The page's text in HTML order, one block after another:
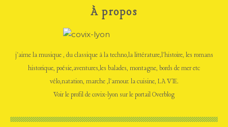
À propos
j'aime la musique , du classique à la techno,la littérature,l'histoire, les romans
historique, poésie,aventures,les balades, montagne, bords de mer etc
vélo,natation, marche ,l'amour. la cuisine, LA VIE.
Voir le profil decovix-lyon sur le portail Overblog